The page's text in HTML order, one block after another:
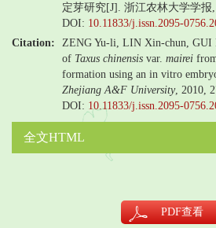
定芽研究[J]. 浙江农林大学学报,
DOI: 10.11833/j.issn.2095-
Citation:
ZENG Yu-li, LIN Xin-chun, GUI
of Taxus chinensis var. mairei
formation using an in vitro
Zhejiang A&F University, 2010,
DOI: 10.11833/j.issn.2095-
全文HTML
PDF查看